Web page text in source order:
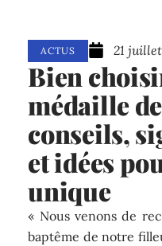
ACTUS 21
Bien
médaille
conseils,
et idées
unique
« Nous venons de
baptême de notre